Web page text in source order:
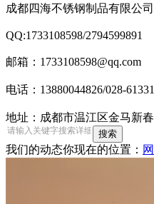
成都四海不锈钢制品有限公司
QQ:1733108598/2794599891
邮箱：1733108598@qq.com
电话：13880044826/028-
地址：成都市温江区金马新
我们的动态你现在的位置：